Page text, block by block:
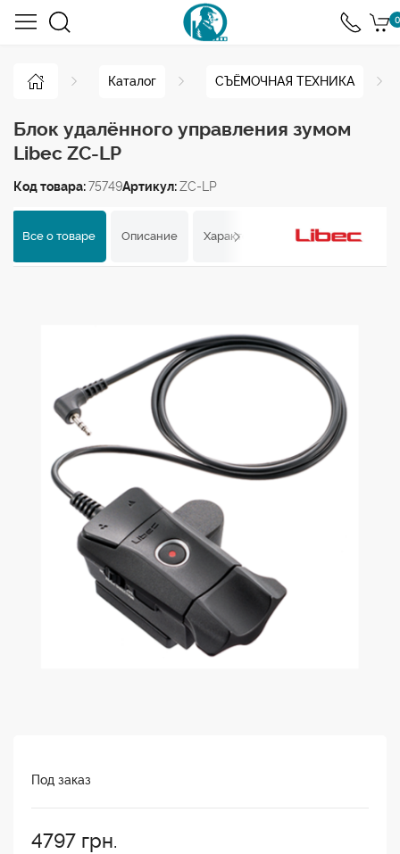
0
Каталог СЪЁМОЧНАЯ ТЕХНИКА
Блок удалённого управления зумом
Libec ZC-LP
Код товара:75749Артикул:ZC-LP
Все о товаре Описание Характеристики Отзывы
Под заказ
4797 грн.